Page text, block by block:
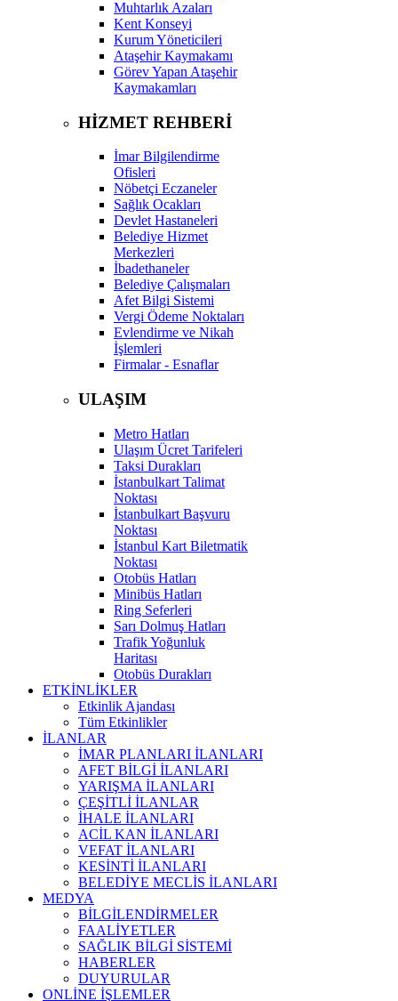
Muhtarlık Azaları
Kent Konseyi
Kurum Yöneticileri
Ataşehir Kaymakamı
Görev Yapan Ataşehir
Kaymakamları
HİZMET REHBERİ
İmar Bilgilendirme
Ofisleri
Nöbetçi Eczaneler
Sağlık Ocakları
Devlet Hastaneleri
Belediye Hizmet
Merkezleri
İbadethaneler
Belediye Çalışmaları
Afet Bilgi Sistemi
Vergi Ödeme Noktaları
Evlendirme ve Nikah
İşlemleri
Firmalar - Esnaflar
ULAŞIM
Metro Hatları
Ulaşım Ücret Tarifeleri
Taksi Durakları
İstanbulkart Talimat
Noktası
İstanbulkart Başvuru
Noktası
İstanbul Kart Biletmatik
Noktası
Otobüs Hatları
Minibüs Hatları
Ring Seferleri
Sarı Dolmuş Hatları
Trafik Yoğunluk
Haritası
Otobüs Durakları
ETKİNLİKLER
Etkinlik Ajandası
Tüm Etkinlikler
İLANLAR
İMAR PLANLARI İLANLARI
AFET BİLGİ İLANLARI
YARIŞMA İLANLARI
ÇEŞİTLİ İLANLAR
İHALE İLANLARI
ACİL KAN İLANLARI
VEFAT İLANLARI
KESİNTİ İLANLARI
BELEDİYE MECLİS İLANLARI
MEDYA
BİLGİLENDİRMELER
FAALİYETLER
SAĞLIK BİLGİ SİSTEMİ
HABERLER
DUYURULAR
ONLİNE İŞLEMLER